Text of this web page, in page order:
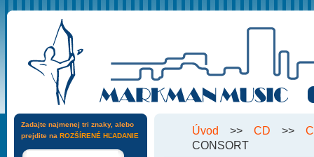
Úvod >> CD >>
CONSORT
Zadajte najmenej tri znaky, alebo
prejdite na ROZŠÍRENÉ HĽADANIE